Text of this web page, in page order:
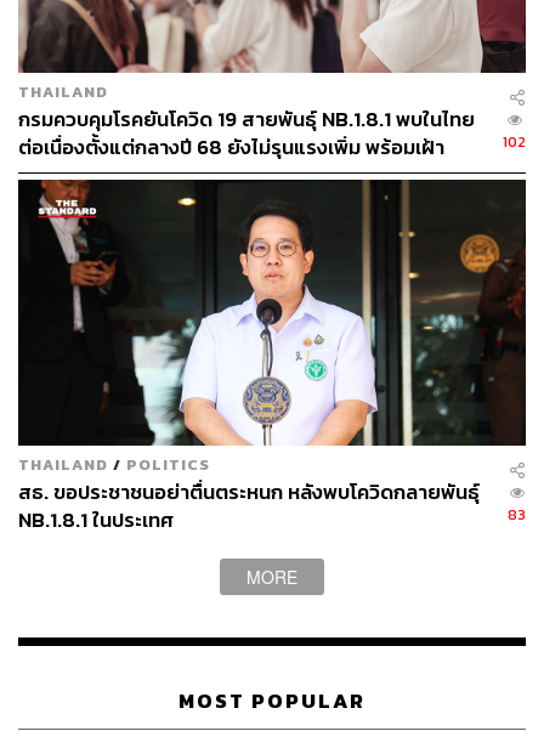
TAGS: กลุ่มเส้นด้าย เชื้อไวรัสโคโรนา
COVID-19
โควิด-19
ประชาชน ฮีโร่โควิด19
95
ABOUT THE AUTHOR
พลอยจันทร์ สุขคง
Senior Content Creator ประจำกองไลฟ์สไตล์
สำนักข่าว THE STANDARD
THAILAND
กรมควบคุมโรคยันโควิด 19 สายพันธุ์ NB.1.8.1 พบในไทย
ต่อเนื่องตั้งแต่กลางปี 68 ยังไม่รุนแรงเพิ่ม พร้อมเฝ้า
ระวัง-ติดตามใกล้ชิด
102
THAILAND / POLITICS
สธ. ขอประชาชนอย่าตื่นตระหนก หลังพบโควิดกลายพันธุ์
NB.1.8.1 ในประเทศ
83
MORE
MOST POPULAR